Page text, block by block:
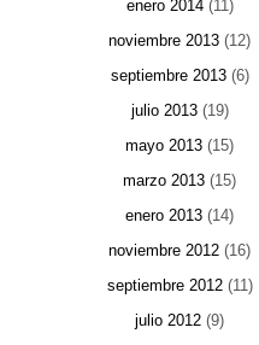
enero 2014(11)
noviembre 2013 (12)
septiembre 2013(6)
julio 2013(19)
mayo 2013 (15)
marzo 2013 (15)
enero 2013 (14)
noviembre 2012 (16)
septiembre 2012(11)
julio 2012 (9)